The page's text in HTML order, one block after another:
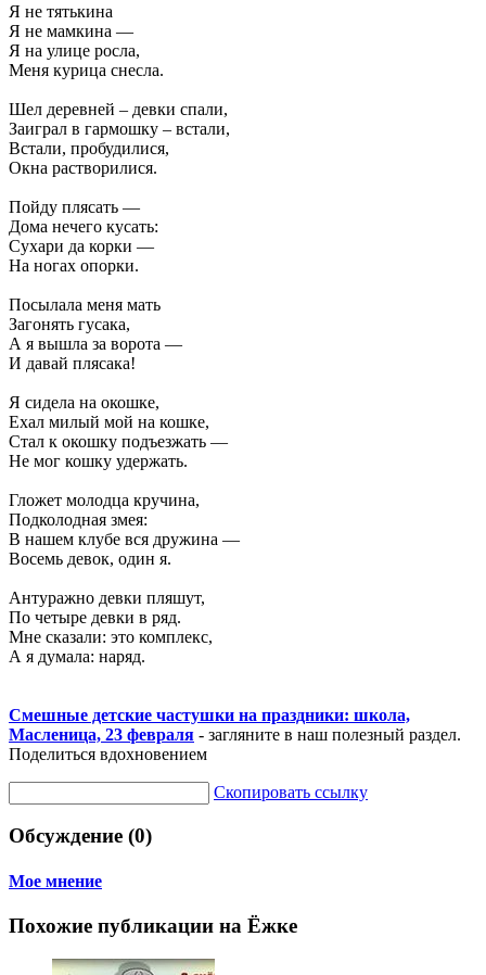
Я не тятькина
Я не мамкина —
Я на улице росла,
Меня курица снесла.
Шел деревней – девки спали,
Заиграл в гармошку – встали,
Встали, пробудилися,
Окна растворилися.
Пойду плясать —
Дома нечего кусать:
Сухари да корки —
На ногах опорки.
Посылала меня мать
Загонять гусака,
А я вышла за ворота —
И давай плясака!
Я сидела на окошке,
Ехал милый мой на кошке,
Стал к окошку подъезжать —
Не мог кошку удержать.
Гложет молодца кручина,
Подколодная змея:
В нашем клубе вся дружина —
Восемь девок, один я.
Антуражно девки пляшут,
По четыре девки в ряд.
Мне сказали: это комплекс,
А я думала: наряд.
Смешные детские частушки на праздники: школа,
Масленица, 23 февраля - загляните в наш полезный раздел.
Поделиться вдохновением
Скопировать ссылку
Обсуждение (0)
Мое мнение
Похожие публикации на Ёжке